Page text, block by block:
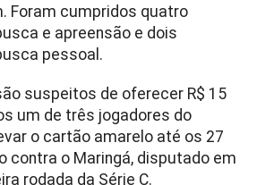
Foram cumpridos quatro
e apreensão e dois
pessoal.
suspeitos de oferecer R$ 15
um de três jogadores do
o cartão amarelo até os 27
contra o Maringá, disputado em
rodada da Série C.